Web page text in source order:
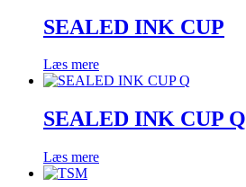
SEALED INK CUP
Læs mere
SEALED INK CUP Q
Læs mere